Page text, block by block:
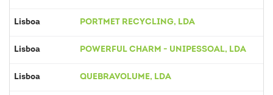
Lisboa PORTMET RECYCLING, LDA
Lisboa POWERFUL CHARM - UNIPESSOAL, LDA
Lisboa QUEBRAVOLUME, LDA